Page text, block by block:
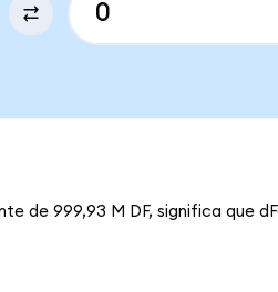
de 999,93 M DF, significa que